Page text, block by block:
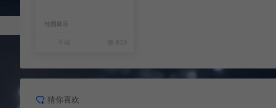
地图展示
839
猜你喜欢